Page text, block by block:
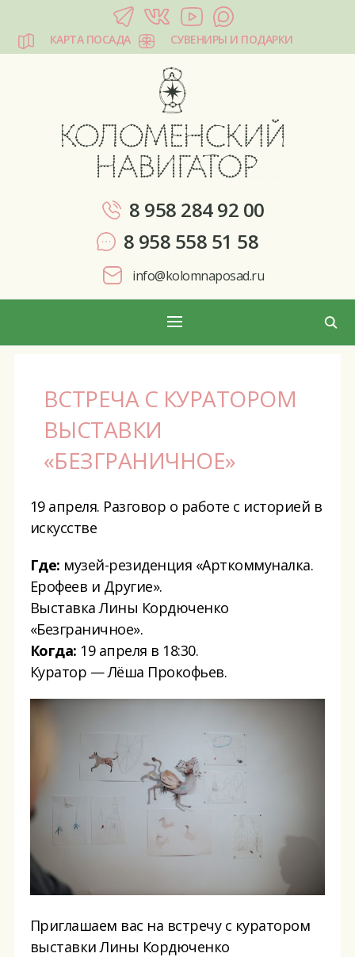
КАРТА ПОСАДА СУВЕНИРЫ И ПОДАРКИ
8 958 284 92 00
8 958 558 51 58
info@kolomnaposad.ru
ВСТРЕЧА С КУРАТОРОМ
ВЫСТАВКИ
«БЕЗГРАНИЧНОЕ»
19 апреля. Разговор о работе с историей в
искусстве
Где: музей-резиденция «Арткоммуналка.
Ерофеев и Другие».
Выставка Лины Кордюченко
«Безграничное».
Когда: 19 апреля в 18:30.
Куратор — Лёша Прокофьев.
Приглашаем вас на встречу с куратором
выставки Лины Кордюченко